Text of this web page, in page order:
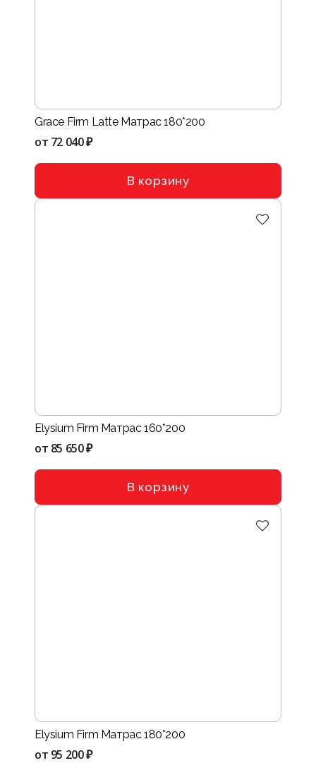
Grace Firm Latte Матрас 180*200
от 72 040 ₽
В корзину
Elysium Firm Матрас 160*200
от 85 650 ₽
В корзину
Elysium Firm Матрас 180*200
от 95 200 ₽